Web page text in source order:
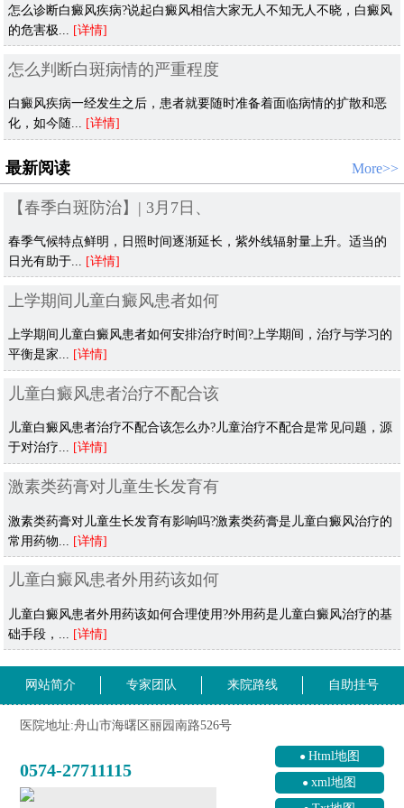
怎么诊断白癜风疾病?说起白癜风相信大家无人不知无人不晓，白癜风
的危害极... [详情]
怎么判断白斑病情的严重程度
白癜风疾病一经发生之后，患者就要随时准备着面临病情的扩散和恶
化，如今随... [详情]
最新阅读 More>>
【春季白斑防治】| 3月7日、
春季气候特点鲜明，日照时间逐渐延长，紫外线辐射量上升。适当的
日光有助于... [详情]
上学期间儿童白癜风患者如何
上学期间儿童白癜风患者如何安排治疗时间?上学期间，治疗与学习的
平衡是家... [详情]
儿童白癜风患者治疗不配合该
儿童白癜风患者治疗不配合该怎么办?儿童治疗不配合是常见问题，源
于对治疗... [详情]
激素类药膏对儿童生长发育有
激素类药膏对儿童生长发育有影响吗?激素类药膏是儿童白癜风治疗的
常用药物... [详情]
儿童白癜风患者外用药该如何
儿童白癜风患者外用药该如何合理使用?外用药是儿童白癜风治疗的基
础手段，... [详情]
网站简介 专家团队 来院路线 自助挂号
医院地址:舟山市海曙区丽园南路526号
0574-27711115
Html地图
xml地图